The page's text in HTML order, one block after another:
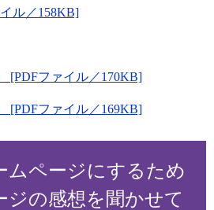
ル／158KB]
[PDFファイル／170KB]
[PDFファイル／169KB]
ムページにするため
ジの感想を聞かせて